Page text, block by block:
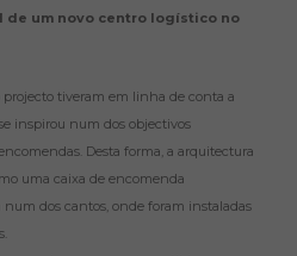
de um novo centro logístico no
tiveram em linha de conta a
inspirou num dos objectivos
Desta forma, a arquitectura
uma caixa de encomenda
dos cantos, onde foram instaladas